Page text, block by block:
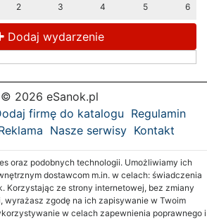
2 3 4 5 6
Dodaj wydarzenie
© 2026 eSanok.pl
firmę do katalogu Regulamin
Nasze serwisy Kontakt
oraz podobnych technologii. Umożliwiamy ich
dostawcom m.in. w celach: świadczenia
Korzystając ze strony internetowej, bez zmiany
wyrażasz zgodę na ich zapisywanie w Twoim
w celach zapewnienia poprawnego i